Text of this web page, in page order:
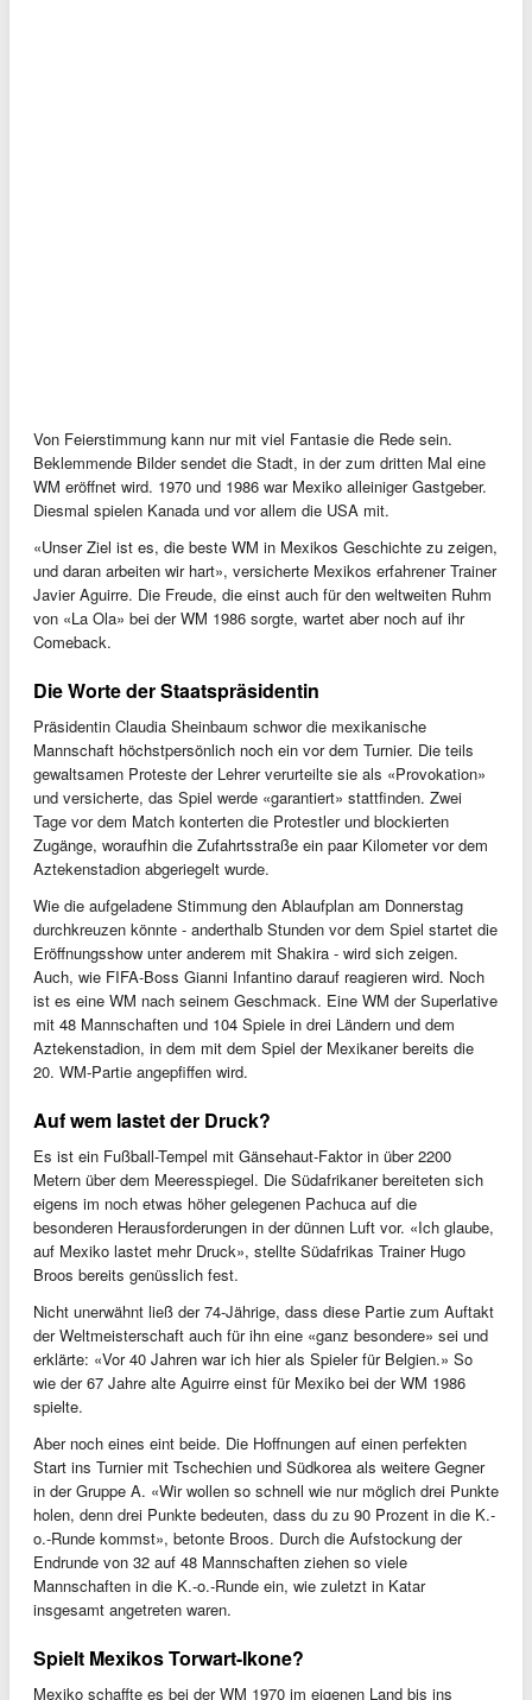
Von Feierstimmung kann nur mit viel Fantasie die Rede sein.
Beklemmende Bilder sendet die Stadt, in der zum dritten Mal eine
WM eröffnet wird. 1970 und 1986 war Mexiko alleiniger Gastgeber.
Diesmal spielen Kanada und vor allem die USA mit.
«Unser Ziel ist es, die beste WM in Mexikos Geschichte zu zeigen,
und daran arbeiten wir hart», versicherte Mexikos erfahrener Trainer
Javier Aguirre. Die Freude, die einst auch für den weltweiten Ruhm
von «La Ola» bei der WM 1986 sorgte, wartet aber noch auf ihr
Comeback.
Die Worte der Staatspräsidentin
Präsidentin Claudia Sheinbaum schwor die mexikanische
Mannschaft höchstpersönlich noch ein vor dem Turnier. Die teils
gewaltsamen Proteste der Lehrer verurteilte sie als «Provokation»
und versicherte, das Spiel werde «garantiert» stattfinden. Zwei
Tage vor dem Match konterten die Protestler und blockierten
Zugänge, woraufhin die Zufahrtsstraße ein paar Kilometer vor dem
Aztekenstadion abgeriegelt wurde.
Wie die aufgeladene Stimmung den Ablaufplan am Donnerstag
durchkreuzen könnte - anderthalb Stunden vor dem Spiel startet die
Eröffnungsshow unter anderem mit Shakira - wird sich zeigen.
Auch, wie FIFA-Boss Gianni Infantino darauf reagieren wird. Noch
ist es eine WM nach seinem Geschmack. Eine WM der Superlative
mit 48 Mannschaften und 104 Spiele in drei Ländern und dem
Aztekenstadion, in dem mit dem Spiel der Mexikaner bereits die
20. WM-Partie angepfiffen wird.
Auf wem lastet der Druck?
Es ist ein Fußball-Tempel mit Gänsehaut-Faktor in über 2200
Metern über dem Meeresspiegel. Die Südafrikaner bereiteten sich
eigens im noch etwas höher gelegenen Pachuca auf die
besonderen Herausforderungen in der dünnen Luft vor. «Ich glaube,
auf Mexiko lastet mehr Druck», stellte Südafrikas Trainer Hugo
Broos bereits genüsslich fest.
Nicht unerwähnt ließ der 74-Jährige, dass diese Partie zum Auftakt
der Weltmeisterschaft auch für ihn eine «ganz besondere» sei und
erklärte: «Vor 40 Jahren war ich hier als Spieler für Belgien.» So
wie der 67 Jahre alte Aguirre einst für Mexiko bei der WM 1986
spielte.
Aber noch eines eint beide. Die Hoffnungen auf einen perfekten
Start ins Turnier mit Tschechien und Südkorea als weitere Gegner
in der Gruppe A. «Wir wollen so schnell wie nur möglich drei Punkte
holen, denn drei Punkte bedeuten, dass du zu 90 Prozent in die K.-
o.-Runde kommst», betonte Broos. Durch die Aufstockung der
Endrunde von 32 auf 48 Mannschaften ziehen so viele
Mannschaften in die K.-o.-Runde ein, wie zuletzt in Katar
insgesamt angetreten waren.
Spielt Mexikos Torwart-Ikone?
Mexiko schaffte es bei der WM 1970 im eigenen Land bis ins